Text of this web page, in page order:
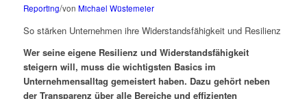
Reporting/von Michael Wüstemeier
So stärken Unternehmen ihre Widerstandsfähigkeit und Resilienz
Wer seine eigene Resilienz und Widerstandsfähigkeit
steigern will, muss die wichtigsten Basics im
Unternehmensalltag gemeistert haben. Dazu gehört neben
der Transparenz über alle Bereiche und effizienten